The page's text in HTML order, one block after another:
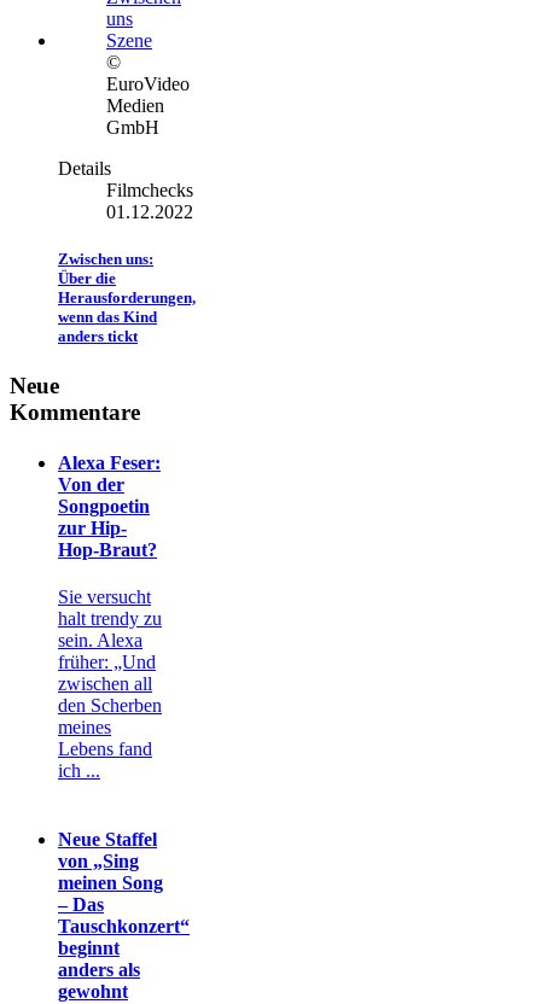
©
EuroVideo
Medien
GmbH
Details
Filmchecks
01.12.2022
Zwischen uns:
Über die
Herausforderungen,
wenn das Kind
anders tickt
Neue
Kommentare
Alexa Feser:
Von der
Songpoetin
zur Hip-
Hop-Braut?
Sie versucht
halt trendy zu
sein. Alexa
früher: „Und
zwischen all
den Scherben
meines
Lebens fand
ich ...
Neue Staffel
von „Sing
meinen Song
– Das
Tauschkonzert“
beginnt
anders als
gewohnt